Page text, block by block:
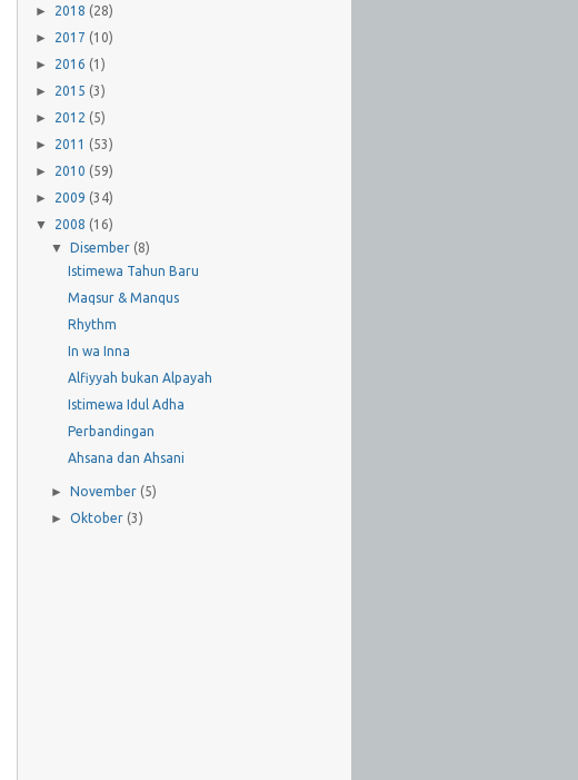
► 2018 (28)
► 2017 (10)
► 2016 (1)
► 2015 (3)
► 2012 (5)
► 2011 (53)
► 2010 (59)
► 2009 (34)
▼ 2008 (16)
▼Disember (8)
Istimewa Tahun Baru
Maqsur & Manqus
Rhythm
In wa Inna
Alfiyyah bukan Alpayah
Istimewa Idul Adha
Perbandingan
Ahsana dan Ahsani
►November (5)
►Oktober (3)